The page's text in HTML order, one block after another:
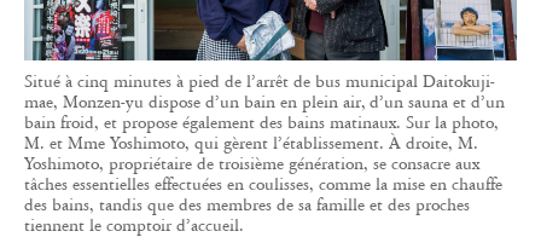
Situé à cinq minutes à pied de l’arrêt de bus municipal Daitokuji-
mae, Monzen-yu dispose d’un bain en plein air, d’un sauna et d’un
bain froid, et propose également des bains matinaux. Sur la photo,
M. et Mme Yoshimoto, qui gèrent l’établissement. À droite, M.
Yoshimoto, propriétaire de troisième génération, se consacre aux
tâches essentielles effectuées en coulisses, comme la mise en chauffe
des bains, tandis que des membres de sa famille et des proches
tiennent le comptoir d’accueil.